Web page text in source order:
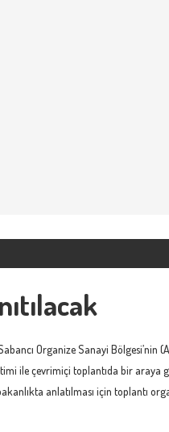
Organize Sanayi Bölgesi’nin
ile çevrimiçi toplantıda bir araya
anlatılması için toplantı